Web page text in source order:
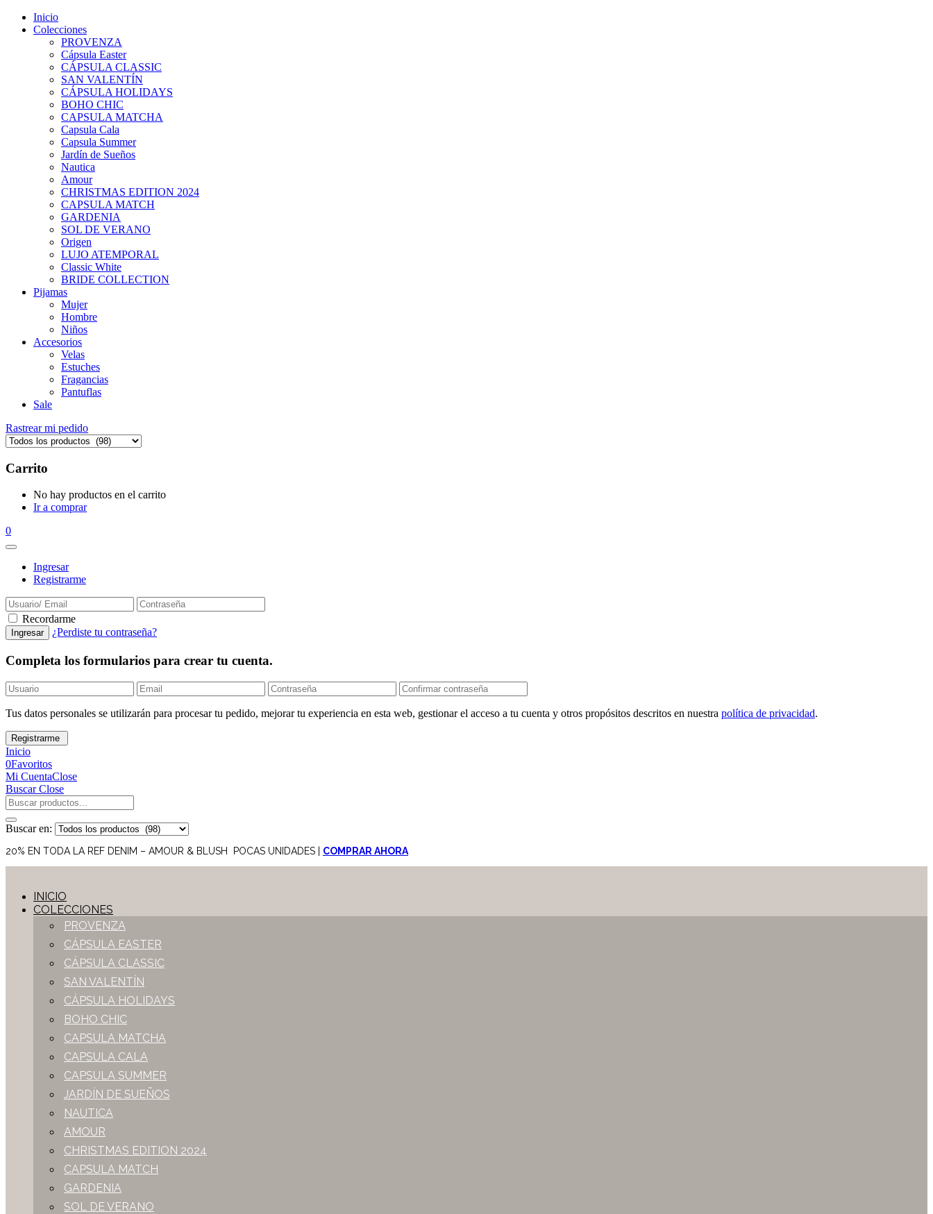
Inicio
Colecciones
PROVENZA
Cápsula Easter
CÁPSULA CLASSIC
SAN VALENTÍN
CÁPSULA HOLIDAYS
BOHO CHIC
CAPSULA MATCHA
Capsula Cala
Capsula Summer
Jardín de Sueños
Nautica
Amour
CHRISTMAS EDITION 2024
CAPSULA MATCH
GARDENIA
SOL DE VERANO
Origen
LUJO ATEMPORAL
Classic White
BRIDE COLLECTION
Pijamas
Mujer
Hombre
Niños
Accesorios
Velas
Estuches
Fragancias
Pantuflas
Sale
Rastrear mi pedido
Carrito
No hay productos en el carrito
Ir a comprar
0
Ingresar
Registrarme
Recordarme
¿Perdiste tu contraseña?
Completa los formularios para crear tu cuenta.
Tus datos personales se utilizarán para procesar tu pedido, mejorar tu experiencia en esta web, gestionar el acceso a tu cuenta y otros propósitos descritos en nuestra política de privacidad.
Inicio
0Favoritos
Mi CuentaClose
Buscar Close
Buscar en:
20% EN TODA LA REF DENIM – AMOUR & BLUSH POCAS UNIDADES | COMPRAR AHORA
INICIO
COLECCIONES
PROVENZA
CÁPSULA EASTER
CÁPSULA CLASSIC
SAN VALENTÍN
CÁPSULA HOLIDAYS
BOHO CHIC
CAPSULA MATCHA
CAPSULA CALA
CAPSULA SUMMER
JARDÍN DE SUEÑOS
NAUTICA
AMOUR
CHRISTMAS EDITION 2024
CAPSULA MATCH
GARDENIA
SOL DE VERANO